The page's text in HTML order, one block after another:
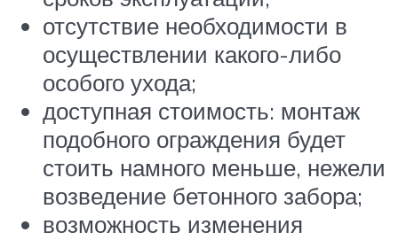
отсутствие необходимости в
осуществлении какого-либо
особого ухода;
доступная стоимость: монтаж
подобного ограждения будет
стоить намного меньше, нежели
возведение бетонного забора;
возможность изменения